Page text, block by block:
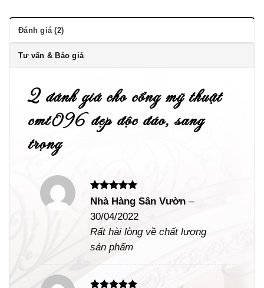
Đánh giá (2)
Tư vấn & Báo giá
2 đánh giá chocổng mỹ thuật
cmt096 đẹp độc đáo, sang
trọng
Được xếp
sao
Nhà Hàng Sân Vườn–
30/04/2022
Rất hài lòng về chất lượng
sản phẩm